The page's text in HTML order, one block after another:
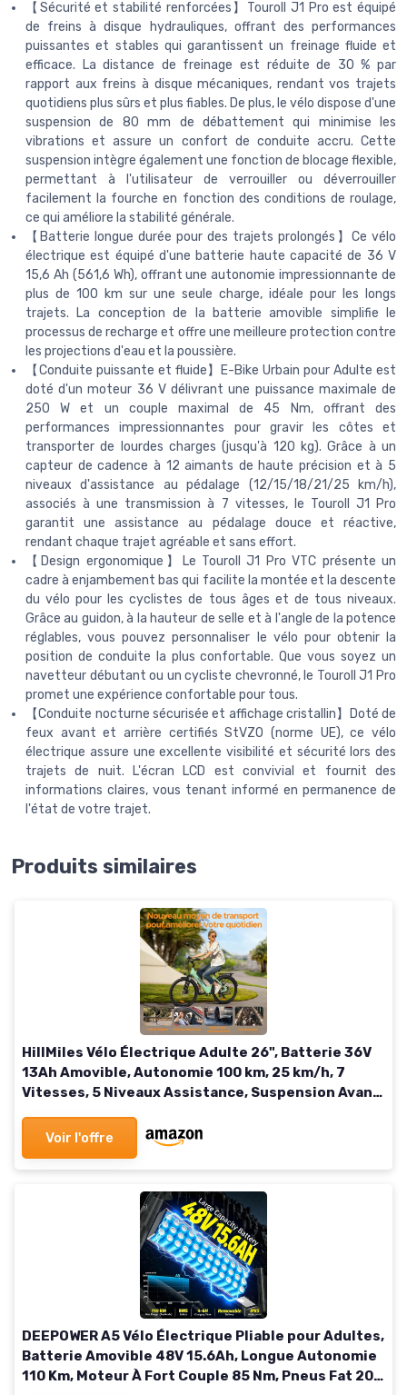
【Sécurité et stabilité renforcées】Touroll J1 Pro est équipé
de freins à disque hydrauliques, offrant des performances
puissantes et stables qui garantissent un freinage fluide et
efficace. La distance de freinage est réduite de 30 % par
rapport aux freins à disque mécaniques, rendant vos trajets
quotidiens plus sûrs et plus fiables. De plus, le vélo dispose d'une
suspension de 80 mm de débattement qui minimise les
vibrations et assure un confort de conduite accru. Cette
suspension intègre également une fonction de blocage flexible,
permettant à l'utilisateur de verrouiller ou déverrouiller
facilement la fourche en fonction des conditions de roulage,
ce qui améliore la stabilité générale.
【Batterie longue durée pour des trajets prolongés】Ce vélo
électrique est équipé d'une batterie haute capacité de 36 V
15,6 Ah (561,6 Wh), offrant une autonomie impressionnante de
plus de 100 km sur une seule charge, idéale pour les longs
trajets. La conception de la batterie amovible simplifie le
processus de recharge et offre une meilleure protection contre
les projections d'eau et la poussière.
【Conduite puissante et fluide】E-Bike Urbain pour Adulte est
doté d'un moteur 36 V délivrant une puissance maximale de
250 W et un couple maximal de 45 Nm, offrant des
performances impressionnantes pour gravir les côtes et
transporter de lourdes charges (jusqu'à 120 kg). Grâce à un
capteur de cadence à 12 aimants de haute précision et à 5
niveaux d'assistance au pédalage (12/15/18/21/25 km/h),
associés à une transmission à 7 vitesses, le Touroll J1 Pro
garantit une assistance au pédalage douce et réactive,
rendant chaque trajet agréable et sans effort.
【Design ergonomique】Le Touroll J1 Pro VTC présente un
cadre à enjambement bas qui facilite la montée et la descente
du vélo pour les cyclistes de tous âges et de tous niveaux.
Grâce au guidon, à la hauteur de selle et à l'angle de la potence
réglables, vous pouvez personnaliser le vélo pour obtenir la
position de conduite la plus confortable. Que vous soyez un
navetteur débutant ou un cycliste chevronné, le Touroll J1 Pro
promet une expérience confortable pour tous.
【Conduite nocturne sécurisée et affichage cristallin】Doté de
feux avant et arrière certifiés StVZO (norme UE), ce vélo
électrique assure une excellente visibilité et sécurité lors des
trajets de nuit. L'écran LCD est convivial et fournit des
informations claires, vous tenant informé en permanence de
l'état de votre trajet.
Produits similaires
HillMiles Vélo Électrique Adulte 26", Batterie 36V
13Ah Amovible, Autonomie 100 km, 25 km/h, 7
Vitesses, 5 Niveaux Assistance, Suspension Avant,
Voir l'offre
DEEPOWER A5 Vélo Électrique Pliable pour Adultes,
Batterie Amovible 48V 15.6Ah, Longue Autonomie
110 Km, Moteur À Fort Couple 85 Nm, Pneus Fat 20''